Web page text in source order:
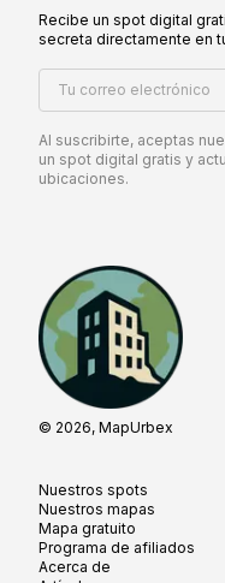
© 2026, MapUrbex
Nuestros spots
Nuestros mapas
Mapa gratuito
Programa de afiliados
Acerca de
Recibe un spot digital
secreta directamente en
Tu correo electrónico
Al suscribirte, aceptas
un spot digital gratis y
ubicaciones.